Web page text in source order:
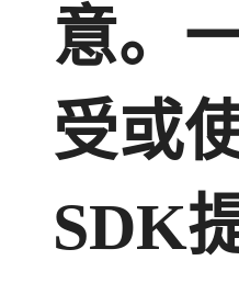
意。
受或
SDK